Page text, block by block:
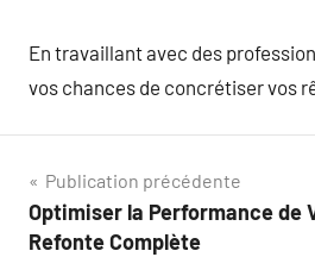
En travaillant avec des
vos chances de concrétiser vos
Navigation
de
Publication précédente
Optimiser la Performance de
Refonte Complète